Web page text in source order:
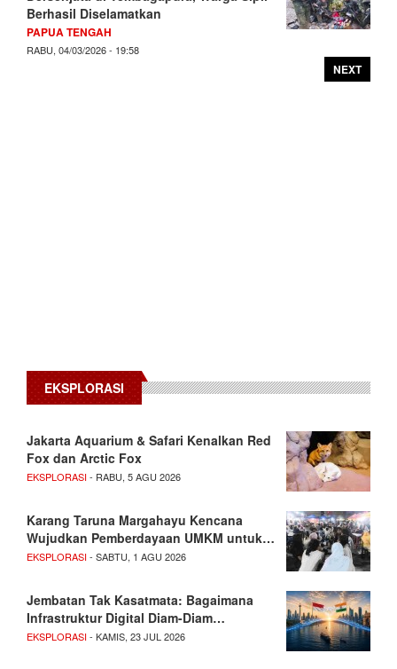
Berhasil Diselamatkan
PAPUA TENGAH
RABU, 04/03/2026 - 19:58
NEXT
EKSPLORASI
Jakarta Aquarium & Safari Kenalkan Red
Fox dan Arctic Fox
EKSPLORASI- RABU, 5 AGU 2026
Karang Taruna Margahayu Kencana
Wujudkan Pemberdayaan UMKM untuk…
EKSPLORASI- SABTU, 1 AGU 2026
Jembatan Tak Kasatmata: Bagaimana
Infrastruktur Digital Diam-Diam…
EKSPLORASI- KAMIS, 23 JUL 2026